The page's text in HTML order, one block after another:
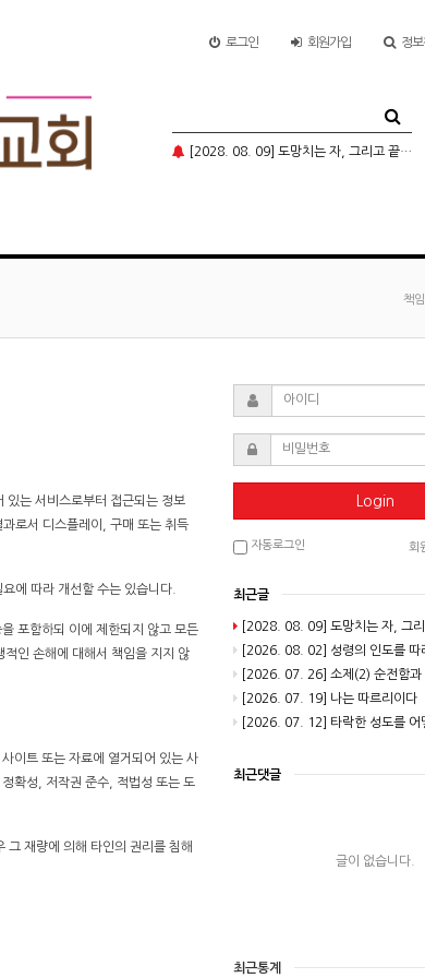
로그인 회원가입 정보
[2028. 08. 09] 도망치는 자, 그리고 끝까지 돌이키시는 분
책
있는 서비스로부터 접근되는 정보
로서 디스플레이, 구매 또는 취득
에 따라 개선할 수는 있습니다.
포함하되 이에 제한되지 않고 모든
인 손해에 대해서 책임을 지지 않
이트 또는 자료에 열거되어 있는 사
확성, 저작권 준수, 적법성 또는 도
그 재량에 의해 타인의 권리를 침해
Login
자동로그인 회
최근글
[2028. 08. 09] 도망치는 자, 그리고 끝
[2026. 08. 02] 성령의 인도를 따라,
[2026. 07. 26] 소제(2) 순전함과 진실함
[2026. 07. 19] 나는 따르리이다
[2026. 07. 12] 타락한 성도를 어떻
최근댓글
글이 없습니다.
최근통계